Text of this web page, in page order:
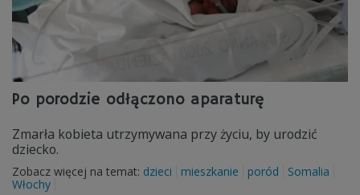
Po porodzie odłączono aparaturę
Zmarła kobieta utrzymywana przy życiu, by urodzić
dziecko.
Zobacz więcej na temat: dzieci mieszkanie poród
Somalia
Włochy